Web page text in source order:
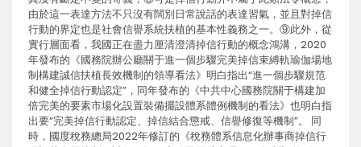
由於這一表達方法不只沒有闊別日常說話的表達習氣，並且對掉信
行動的界定也是社會信譽系統扶植的基本性義務之一。⑨此外，從
實行層面看，我國正在盡力厘清澄清掉信行動的概念鴻溝，2020
年發布的《國務院辦公廳關于進一個步驟完美掉信束縛軌瑜伽場地
制構建誠信扶植長效機制的領導看法》明白指出“進一個步驟規范
和健全掉信行動認定”，同年發布的《中共中心國務院關于構建加
倍完美的要素市場化設置裝備擺設體系體例機制的看法》也明白指
出要“完美掉信行動認定、掉信結合懲戒、信譽修復等機制”。 同
時，國度稅務總局2022年修訂的《稅務體系信息化辦事商掉信行